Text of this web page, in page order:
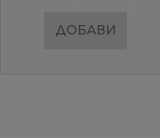
ДОБАВИ